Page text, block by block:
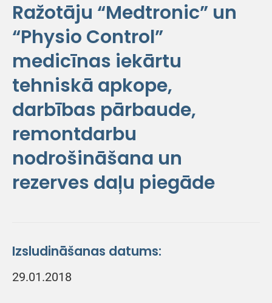
Ražotāju “Medtronic” un
“Physio Control”
medicīnas iekārtu
tehniskā apkope,
darbības pārbaude,
remontdarbu
nodrošināšana un
rezerves daļu piegāde
Izsludināšanas datums:
29.01.2018